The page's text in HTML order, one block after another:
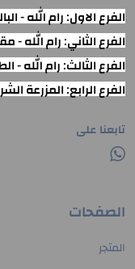
الفرع الاول: رام الله -
الفرع الثاني: رام الله
الفرع الثالث: رام الله -
الفرع الرابع: المزرعة
تابعنا على
الصفحات
المتجر